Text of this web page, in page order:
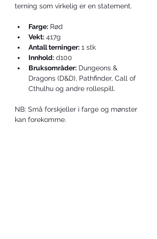
terning som virkelig er en statement.
Farge: Rød
Vekt: 417g
Antall terninger: 1 stk
Innhold: d100
Bruksområder: Dungeons &
Dragons (D&D), Pathfinder, Call of
Cthulhu og andre rollespill.
NB: Små forskjeller i farge og mønster
kan forekomme.